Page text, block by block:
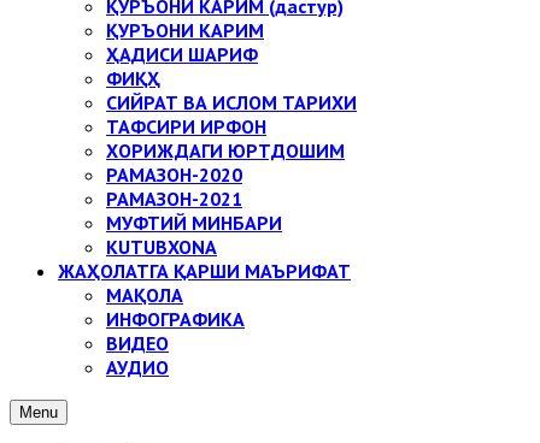
ҚУРЪОНИ КАРИМ (дастур)
ҚУРЪОНИ КАРИМ
ҲАДИСИ ШАРИФ
ФИҚҲ
СИЙРАТ ВА ИСЛОМ ТАРИХИ
ТАФСИРИ ИРФОН
ХОРИЖДАГИ ЮРТДОШИМ
РАМАЗОН-2020
РАМАЗОН-2021
МУФТИЙ МИНБАРИ
KUTUBXONA
ЖАҲОЛАТГА ҚАРШИ МАЪРИФАТ
МАҚОЛА
ИНФОГРАФИКА
ВИДЕО
АУДИО
Menu